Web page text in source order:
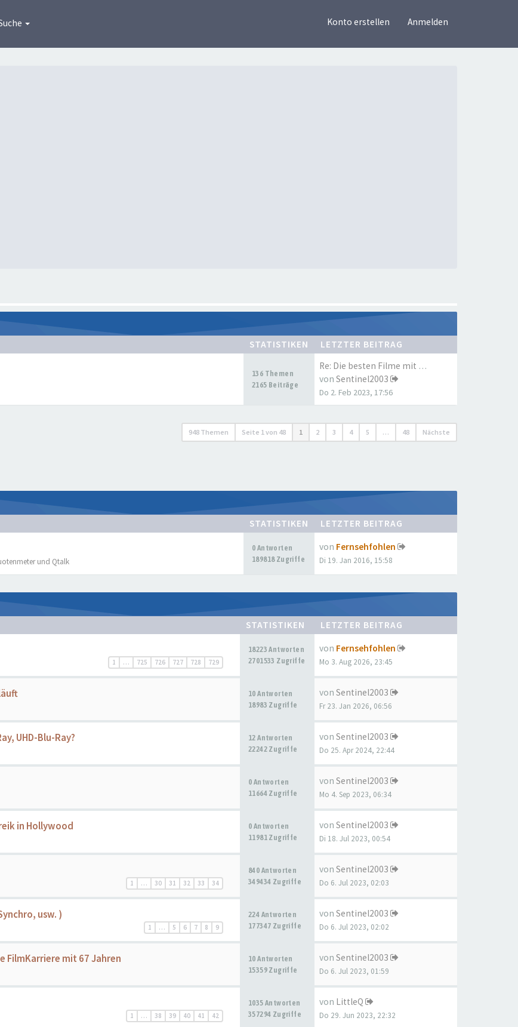
Konto erstellen Anmelden
STATISTIKEN LETZTER BEITRAG
136 Themen
2165 Beiträge
Re: Die besten Filme mit Tom …
von Sentinel2003
Do 2. Feb 2023, 17:56
948 Themen Seite 1von 48 1 2 3 4 5 … 48 Nächste
STATISTIKEN LETZTER BEITRAG
und Qtalk
0 Antworten
189818 Zugriffe
von Fernsehfohlen
Di 19. Jan 2016, 15:58
STATISTIKEN LETZTER BEITRAG
1 … 725 726 727 728 729
18223 Antworten
2701533 Zugriffe
von Fernsehfohlen
Mo 3. Aug 2026, 23:45
10 Antworten
18983 Zugriffe
von Sentinel2003
Fr 23. Jan 2026, 06:56
UHD-Blu-Ray?
12 Antworten
22242 Zugriffe
von Sentinel2003
Do 25. Apr 2024, 22:44
0 Antworten
11664 Zugriffe
von Sentinel2003
Mo 4. Sep 2023, 06:34
in Hollywood
0 Antworten
11981 Zugriffe
von Sentinel2003
Di 18. Jul 2023, 00:54
1 … 30 31 32 33 34
840 Antworten
349434 Zugriffe
von Sentinel2003
Do 6. Jul 2023, 02:03
usw. )
1 … 5 6 7 8 9
224 Antworten
177347 Zugriffe
von Sentinel2003
Do 6. Jul 2023, 02:02
FilmKarriere mit 67 Jahren
10 Antworten
15359 Zugriffe
von Sentinel2003
Do 6. Jul 2023, 01:59
1 … 38 39 40 41 42
1035 Antworten
357294 Zugriffe
von LittleQ
Do 29. Jun 2023, 22:32